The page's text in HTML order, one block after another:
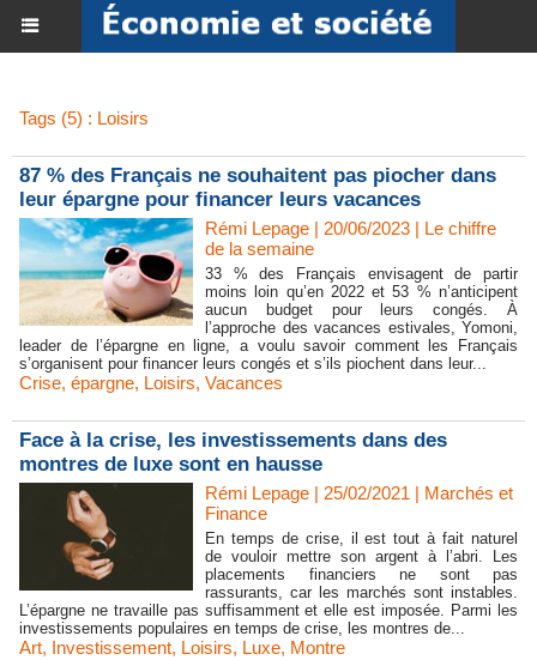
Tags (5) : Loisirs
87 % des Français ne souhaitent pas piocher dans
leur épargne pour financer leurs vacances
Rémi Lepage | 20/06/2023 | Le chiffre
de la semaine
33 % des Français envisagent de partir
moins loin qu’en 2022 et 53 % n’anticipent
aucun budget pour leurs congés. À
l’approche des vacances estivales, Yomoni,
leader de l’épargne en ligne, a voulu savoir comment les Français
s’organisent pour financer leurs congés et s’ils piochent dans leur...
Crise, épargne, Loisirs, Vacances
Face à la crise, les investissements dans des
montres de luxe sont en hausse
Rémi Lepage | 25/02/2021 | Marchés et
Finance
En temps de crise, il est tout à fait naturel
de vouloir mettre son argent à l’abri. Les
placements financiers ne sont pas
rassurants, car les marchés sont instables.
L’épargne ne travaille pas suffisamment et elle est imposée. Parmi les
investissements populaires en temps de crise, les montres de...
Art, Investissement, Loisirs, Luxe, Montre